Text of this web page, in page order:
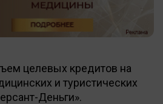
целевых кредитов на
и туристических
Деньги».